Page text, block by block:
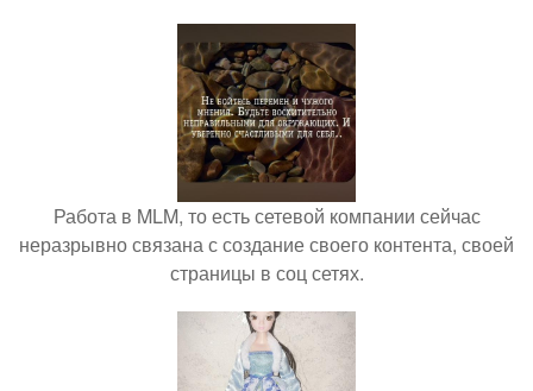
Работа в MLM, то есть сетевой компании сейчас
неразрывно связана с создание своего контента, своей
страницы в соц сетях.